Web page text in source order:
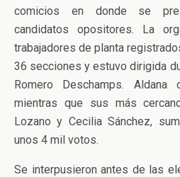
comicios en donde se
candidatos opositores. La
trabajadores de planta
36 secciones y estuvo dirigida
Romero Deschamps.
mientras que sus más
Lozano y Cecilia Sánchez,
unos 4 mil votos.
Se interpusieron antes de las